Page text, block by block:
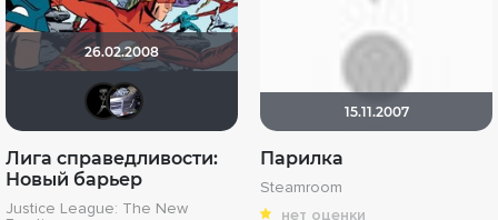
26.02.2008
BADSMILE
iv.msk
Лига справедливости:
Новый барьер
Justice League: The New
15.11.2007
Парилка
Steamroom
нет оценки